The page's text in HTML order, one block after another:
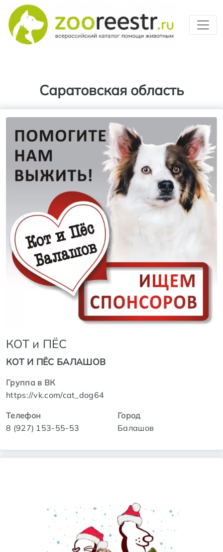
Саратовская область
КОТ и ПЁС
КОТ И ПЁС БАЛАШОВ
Группа в ВК
https://vk.com/cat_dog64
Телефон
8 (927) 153-55-53
Город
Балашов